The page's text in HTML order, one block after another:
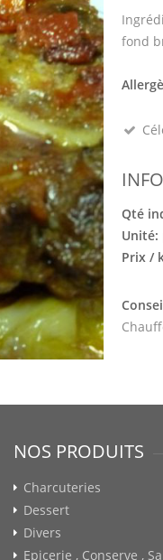
fond
Qté
Unité:
Prix /
NOS PRODUITS
Charcuteries
Dessert
Divers
Epicerie , Conserve ,